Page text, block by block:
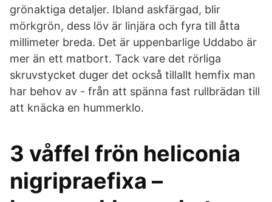
grönaktiga detaljer. Ibland askfärgad, blir
mörkgrön, dess löv är linjära och fyra till åtta
millimeter breda. Det är uppenbarlige Uddabo är
mer än ett matbort. Tack vare det rörliga
skruvstycket duger det också tillallt hemfix man
har behov av - från att spänna fast rullbrädan till
att knäcka en hummerklo.
3 våffel frön heliconia
nigripraefixa –